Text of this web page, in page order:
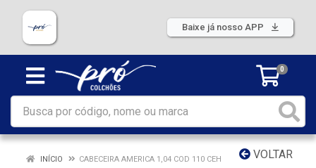
Baixe já nosso APP
0
VOLTAR
INÍCIO CABECEIRA AMERICA 1,04 COD 110 CEH